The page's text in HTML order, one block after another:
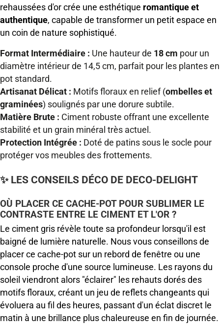
rehaussées d'or crée une esthétique romantique et
authentique, capable de transformer un petit espace en
un coin de nature sophistiqué.
Format Intermédiaire : Une hauteur de 18 cm pour un
diamètre intérieur de 14,5 cm, parfait pour les plantes en
pot standard.
Artisanat Délicat : Motifs floraux en relief (ombelles et
graminées) soulignés par une dorure subtile.
Matière Brute : Ciment robuste offrant une excellente
stabilité et un grain minéral très actuel.
Protection Intégrée : Doté de patins sous le socle pour
protéger vos meubles des frottements.
✨ LES CONSEILS DÉCO DE DECO-DELIGHT
OÙ PLACER CE CACHE-POT POUR SUBLIMER LE
CONTRASTE ENTRE LE CIMENT ET L'OR ?
Le ciment gris révèle toute sa profondeur lorsqu'il est
baigné de lumière naturelle. Nous vous conseillons de
placer ce cache-pot sur un rebord de fenêtre ou une
console proche d'une source lumineuse. Les rayons du
soleil viendront alors "éclairer" les rehauts dorés des
motifs floraux, créant un jeu de reflets changeants qui
évoluera au fil des heures, passant d'un éclat discret le
matin à une brillance plus chaleureuse en fin de journée.